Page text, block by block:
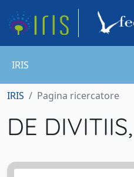
IRIS
IRIS Pagina ricercatore
DE